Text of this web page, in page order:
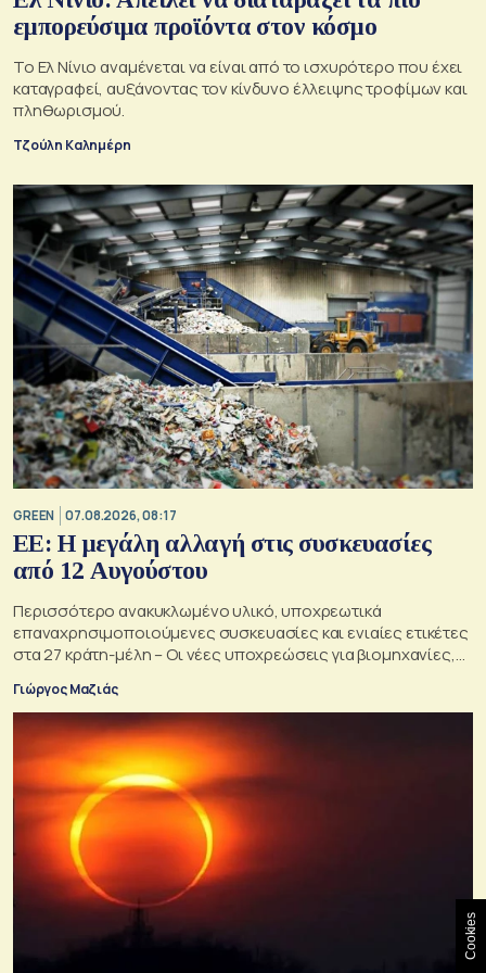
εμπορεύσιμα προϊόντα στον κόσμο
Το Ελ Νίνιο αναμένεται να είναι από το ισχυρότερο που έχει
καταγραφεί, αυξάνοντας τον κίνδυνο έλλειψης τροφίμων και
πληθωρισμού.
Τζούλη Καλημέρη
GREEN 07.08.2026, 08:17
ΕΕ: Η μεγάλη αλλαγή στις συσκευασίες
από 12 Αυγούστου
Περισσότερο ανακυκλωμένο υλικό, υποχρεωτικά
επαναχρησιμοποιούμενες συσκευασίες και ενιαίες ετικέτες
στα 27 κράτη-μέλη – Οι νέες υποχρεώσεις για βιομηχανίες,
σούπερ μάρκετ, εστιατόρια και καταναλωτές
Γιώργος Μαζιάς
Cookies